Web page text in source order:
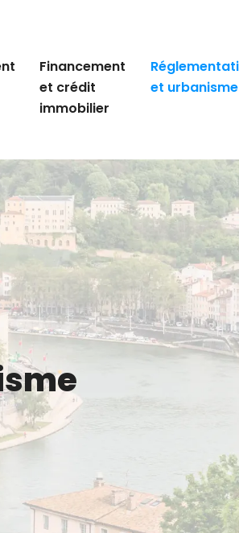
Financement
et crédit
immobilier
et urbanisme